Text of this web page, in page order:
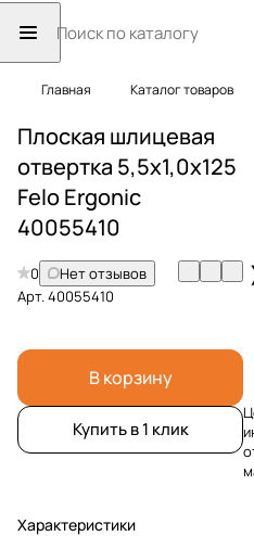
Главная Каталог товаров
Плоская шлицевая
отвертка 5,5х1,0х125
Felo Ergonic
40055410
0
Нет отзывов
Арт.40055410
В корзину
Купить в 1 клик
Характеристики